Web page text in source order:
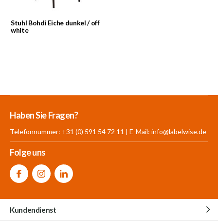
Stuhl Bohdi Eiche dunkel / off
white
Mehr als 30.000
Haben Sie Fragen?
Telefonnummer: +31 (0) 591 54 72 11 | E-Mail: info@labelwise.de
Folge uns
Kundendienst